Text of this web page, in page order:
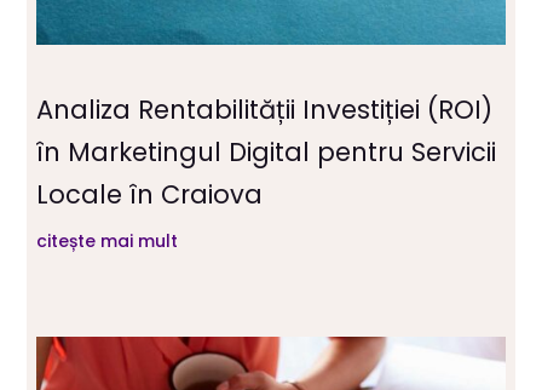
Analiza Rentabilității Investiției (ROI)
în Marketingul Digital pentru Servicii
Locale în Craiova
citește mai mult